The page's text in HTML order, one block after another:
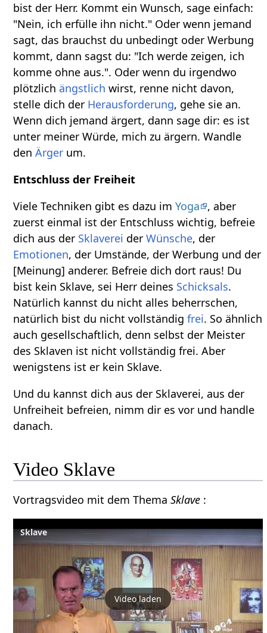
bist der Herr. Kommt ein Wunsch, sage einfach:
"Nein, ich erfülle ihn nicht." Oder wenn jemand
sagt, das brauchst du unbedingt oder Werbung
kommt, dann sagst du: "Ich werde zeigen, ich
komme ohne aus.". Oder wenn du irgendwo
plötzlich ängstlich wirst, renne nicht davon,
stelle dich der Herausforderung, gehe sie an.
Wenn dich jemand ärgert, dann sage dir: es ist
unter meiner Würde, mich zu ärgern. Wandle
denÄrger um.
Entschluss der Freiheit
Viele Techniken gibt es dazu imYoga
, aber
zuerst einmal ist der Entschluss wichtig, befreie
dich aus der Sklaverei derWünsche, der
Emotionen, der Umstände, der Werbung und der
[Meinung] anderer. Befreie dich dort raus! Du
bist kein Sklave, sei Herr deines Schicksals.
Natürlich kannst du nicht alles beherrschen,
natürlich bist du nicht vollständigfrei. So ähnlich
auch gesellschaftlich, denn selbst der Meister
des Sklaven ist nicht vollständig frei. Aber
wenigstens ist er kein Sklave.
Und du kannst dich aus der Sklaverei, aus der
Unfreiheit befreien, nimm dir es vor und handle
danach.
Video Sklave
Vortragsvideo mit dem ThemaSklave :
Sklave
Video laden